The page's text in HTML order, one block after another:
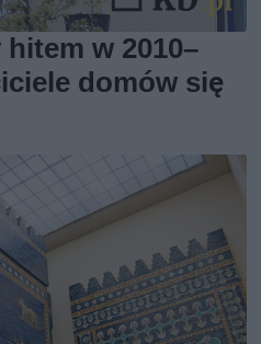
hitem w 2010–
domów się